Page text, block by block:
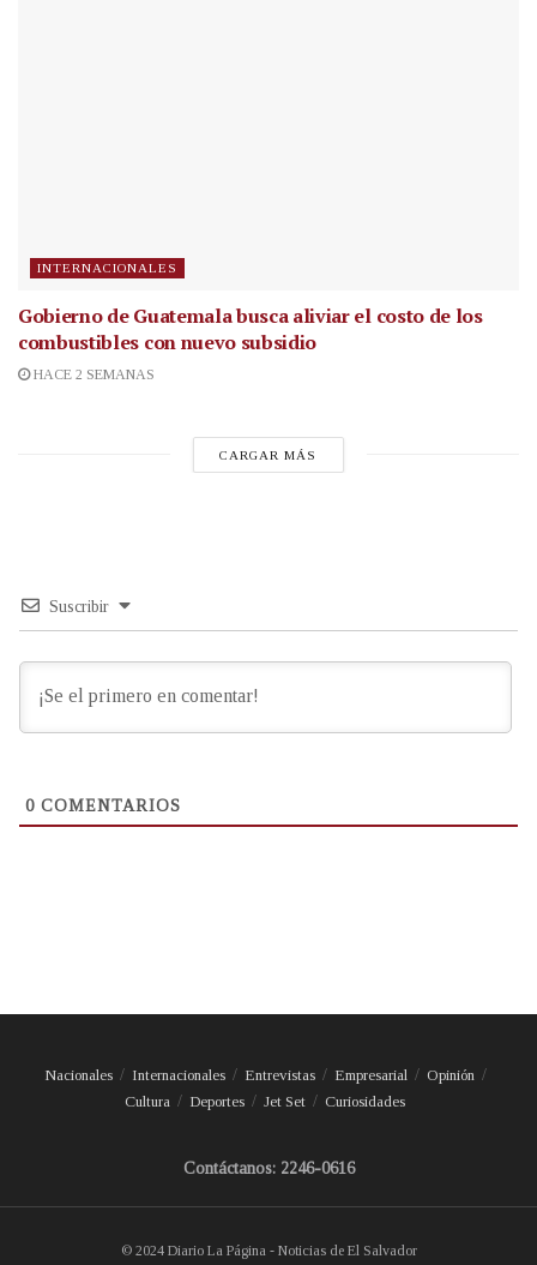
INTERNACIONALES
Gobierno de Guatemala busca aliviar el costo de los
combustibles con nuevo subsidio
HACE 2 SEMANAS
CARGAR MÁS
Suscribir
0 COMENTARIOS
Nacionales Internacionales Entrevistas Empresarial
Opinión
Cultura
Deportes Jet Set Curiosidades
Contáctanos: 2246-0616
© 2024 Diario La Página - Noticias de El Salvador